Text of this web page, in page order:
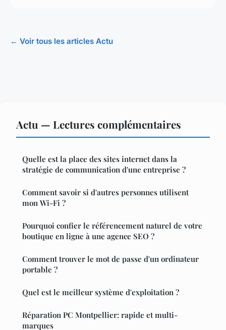
← Voir tous les articles Actu
Actu — Lectures complémentaires
Quelle est la place des sites internet dans la
stratégie de communication d'une entreprise ?
Comment savoir si d'autres personnes utilisent
mon Wi-Fi ?
Pourquoi confier le référencement naturel de votre
boutique en ligne à une agence SEO ?
Comment trouver le mot de passe d'un ordinateur
portable ?
Quel est le meilleur système d'exploitation ?
Réparation PC Montpellier: rapide et multi-
marques